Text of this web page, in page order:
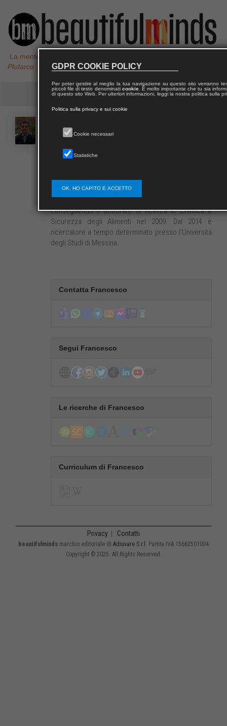
La mente non è un vaso da riempire, ma un fuoco da accendere,
Plutarco
Francesco
Francesco Cacciola si è laureato in Farmacia presso
ha conseguito l’abilitazione alla professione di
farmacista. Nel 2006 è stato borsista di ricerca
presso l’Università di Pardubice (Repubblica Ceca),
conseguendo il dottorato di ricerca in Chimica e
Sicurezza degli Alimenti nel 2009. Dal 2014 è
ricercatore a tempo determinato presso l’Università
degli Studi di Messina.
Contatta Francesco
Segui Francesco
Le ricerche di Francesco
Curriculum di Francesco
Privacy Contatti
beautifulminds marchio editoriale di Adiuvare S.r.l. Partita IVA 15662501004
Copyright © 2025. All Rights Reserved.
GDPR COOKIE POLICY
Per poter gestire al meglio la tua navigazione su questo sito verranno
piccoli file di testo denominati cookie. È molto importante che tu sia
di questo sito Web. Per ulteriori informazioni, leggi la nostra politica sulla
Politica sulla privacy e sui cookie
Cookie necessari
Statistiche
OK, HO CAPITO E ACCETTO